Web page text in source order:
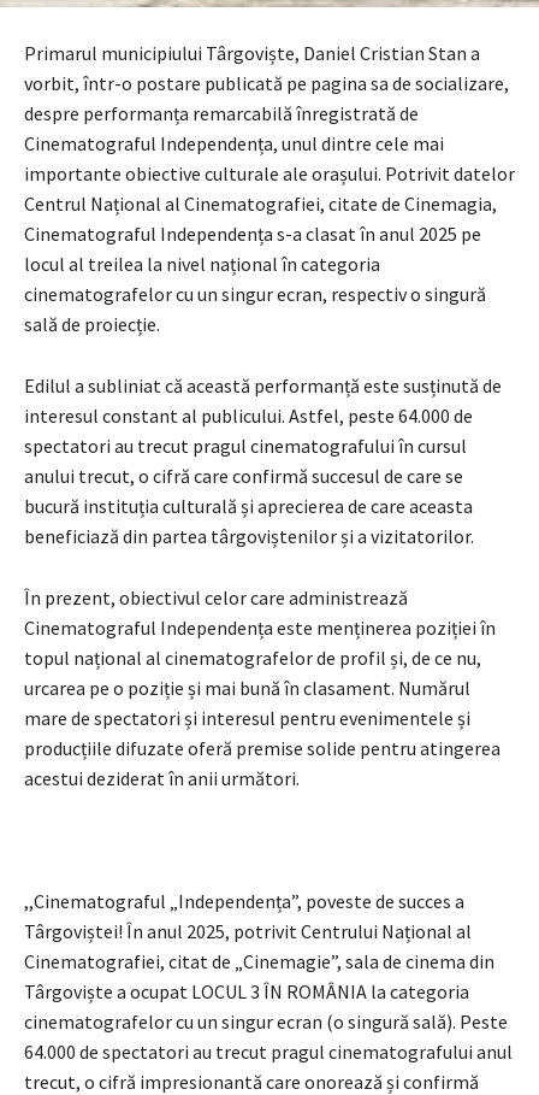
Primarul municipiului Târgoviște, Daniel Cristian Stan a
vorbit, într-o postare publicată pe pagina sa de socializare,
despre performanța remarcabilă înregistrată de
Cinematograful Independența, unul dintre cele mai
importante obiective culturale ale orașului. Potrivit datelor
Centrul Național al Cinematografiei, citate de Cinemagia,
Cinematograful Independența s-a clasat în anul 2025 pe
locul al treilea la nivel național în categoria
cinematografelor cu un singur ecran, respectiv o singură
sală de proiecție.
Edilul a subliniat că această performanță este susținută de
interesul constant al publicului. Astfel, peste 64.000 de
spectatori au trecut pragul cinematografului în cursul
anului trecut, o cifră care confirmă succesul de care se
bucură instituția culturală și aprecierea de care aceasta
beneficiază din partea târgoviștenilor și a vizitatorilor.
În prezent, obiectivul celor care administrează
Cinematograful Independența este menținerea poziției în
topul național al cinematografelor de profil și, de ce nu,
urcarea pe o poziție și mai bună în clasament. Numărul
mare de spectatori și interesul pentru evenimentele și
producțiile difuzate oferă premise solide pentru atingerea
acestui deziderat în anii următori.
,,Cinematograful „Independența”, poveste de succes a
Târgoviștei! În anul 2025, potrivit Centrului Național al
Cinematografiei, citat de „Cinemagie”, sala de cinema din
Târgoviște a ocupat LOCUL 3 ÎN ROMÂNIA la categoria
cinematografelor cu un singur ecran (o singură sală). Peste
64.000 de spectatori au trecut pragul cinematografului anul
trecut, o cifră impresionantă care onorează și confirmă